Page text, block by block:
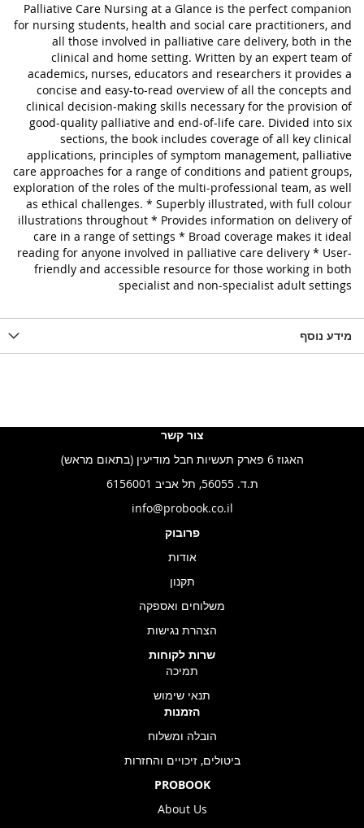
Palliative Care Nursing at a Glance is the perfect companion
for nursing students, health and social care practitioners, and
all those involved in palliative care delivery, both in the
clinical and home setting. Written by an expert team of
academics, nurses, educators and researchers it provides a
concise and easy-to-read overview of all the concepts and
clinical decision-making skills necessary for the provision of
good-quality palliative and end-of-life care. Divided into six
sections, the book includes coverage of all key clinical
applications, principles of symptom management, palliative
care approaches for a range of conditions and patient groups,
exploration of the roles of the multi-professional team, as well
as ethical challenges. * Superbly illustrated, with full colour
illustrations throughout * Provides information on delivery of
care in a range of settings * Broad coverage makes it ideal
reading for anyone involved in palliative care delivery * User-
friendly and accessible resource for those working in both
specialist and non-specialist adult settings
מידע נוסף
צור קשר
האגוז 6 פארק תעשיות חבל מודיעין (בתאום מראש)
ת.ד. 56055, תל אביב 6156001
info@probook.co.il
פרובוק
אודות
תקנון
משלוחים ואספקה
הצהרת נגישות
שרות לקוחות
תמיכה
תנאי שימוש
הזמנות
הובלה ומשלוח
ביטולים, זיכויים והחזרות
PROBOOK
About Us